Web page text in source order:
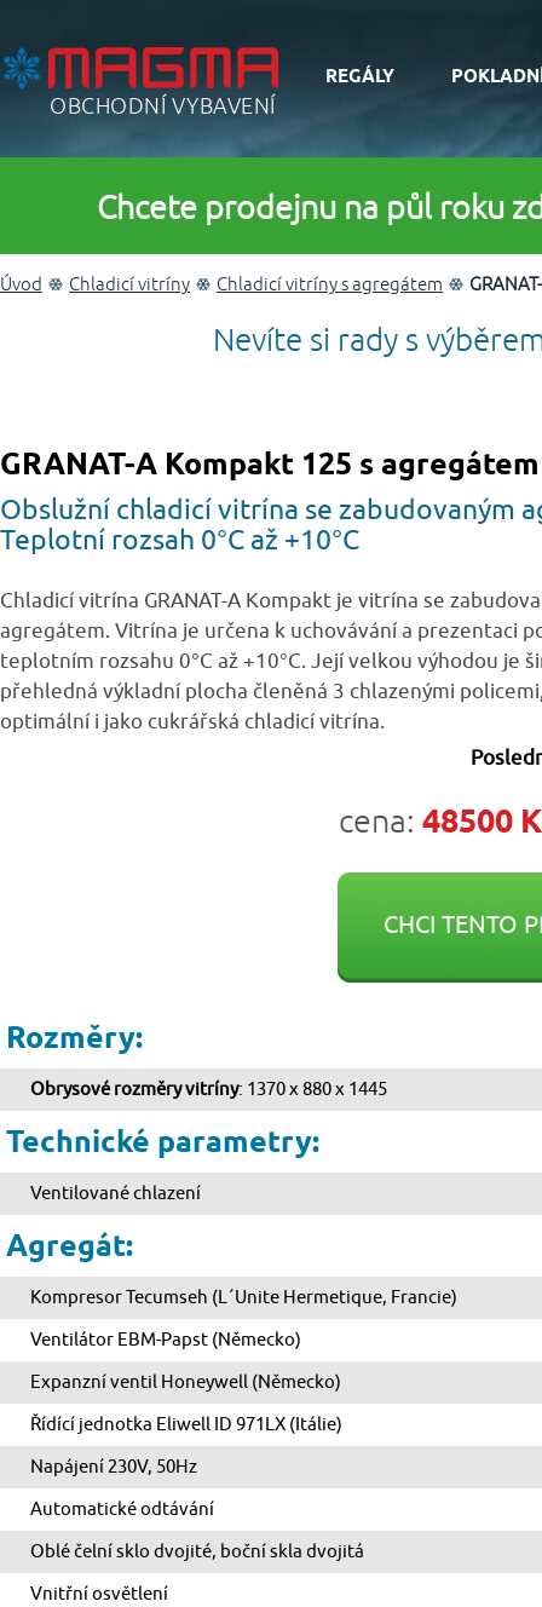
OBCHODNÍ VYBAVENÍ
REGÁLY
Chcete prodejnu na půl roku
Úvod Chladicí vitríny Chladicí vitríny s agregátem
Nevíte si rady s
GRANAT-A Kompakt 125 s agregátem
Obslužní chladicí vitrína se zabudovaným
Teplotní rozsah 0°C až +10°C
Chladicí vitrína GRANAT-A Kompakt je vitrína se
agregátem. Vitrína je určena k uchovávání a prezentaci
teplotním rozsahu 0°C až +10°C. Její velkou výhodou je
přehledná výkladní plocha členěná 3 chlazenými
optimální i jako cukrářská chladicí vitrína.
cena: 48500
CHCI TENTO
Rozměry:
Obrysové rozměry vitríny: 1370 x 880 x 1445
Technické parametry:
Ventilované chlazení
Agregát:
Kompresor Tecumseh (L´Unite Hermetique, Francie)
Ventilátor EBM-Papst (Německo)
Expanzní ventil Honeywell (Německo)
Řídící jednotka Eliwell ID 971LX (Itálie)
Napájení 230V, 50Hz
Automatické odtávání
Oblé čelní sklo dvojité, boční skla dvojitá
Vnitřní osvětlení